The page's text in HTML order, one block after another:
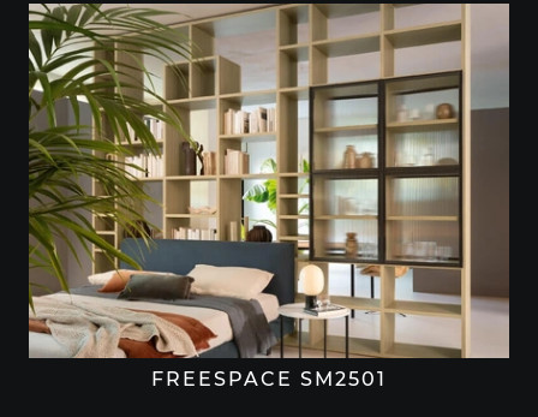
FREESPACE SM2501